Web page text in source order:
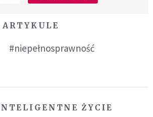
#niepełnosprawność
ŻYCIE